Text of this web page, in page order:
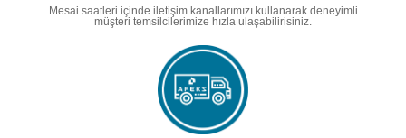
Mesai saatleri içinde iletişim kanallarımızı kullanarak deneyimli
müşteri temsilcilerimize hızla ulaşabilirisiniz.